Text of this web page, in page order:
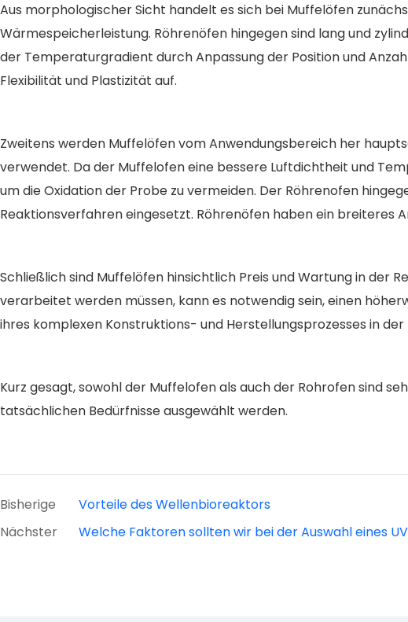
Aus morphologischer Sicht handelt es sich bei Muffelöfen
Wärmespeicherleistung. Röhrenöfen hingegen sind lang und
der Temperaturgradient durch Anpassung der Position und
Flexibilität und Plastizität auf.
Zweitens werden Muffelöfen vom Anwendungsbereich her
verwendet. Da der Muffelofen eine bessere Luftdichtheit und
um die Oxidation der Probe zu vermeiden. Der Röhrenofen
Reaktionsverfahren eingesetzt. Röhrenöfen haben ein breiteres
Schließlich sind Muffelöfen hinsichtlich Preis und Wartung in der
verarbeitet werden müssen, kann es notwendig sein, einen
ihres komplexen Konstruktions- und Herstellungsprozesses in
Kurz gesagt, sowohl der Muffelofen als auch der Rohrofen sind
tatsächlichen Bedürfnisse ausgewählt werden.
Bisherige
Vorteile des Wellenbioreaktors
Nächster
Welche Faktoren sollten wir bei der Auswahl eines